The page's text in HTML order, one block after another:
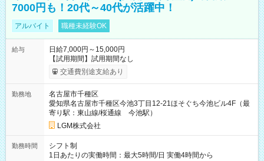
7000円も！20代～40代が活躍中！
アルバイト 職種未経験OK
給与
日給7,000円～15,000円
【試用期間】試用期間なし
交通費別途支給あり
勤務地
名古屋市千種区
愛知県名古屋市千種区今池3丁目12-21ほそぐち今池ビル4F（最
寄り駅：東山線/桜通線 今池駅）
LGM株式会社
勤務時間
シフト制
1日あたりの実働時間：最大5時間/日 実働4時間から